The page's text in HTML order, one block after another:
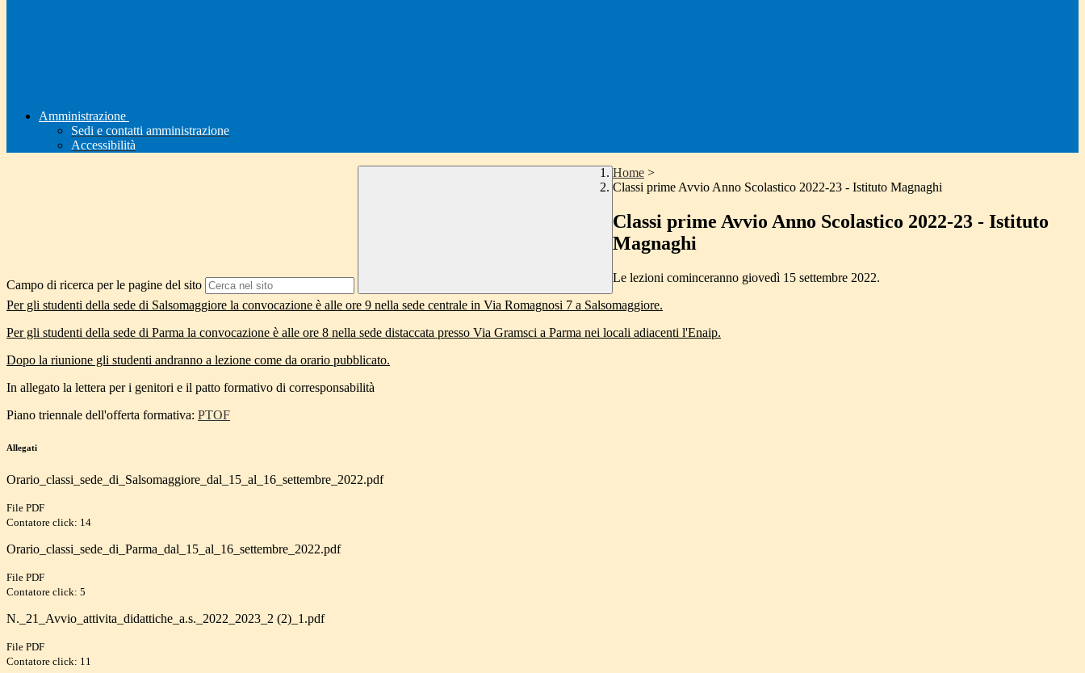
Amministrazione
Sedi e contatti amministrazione
Accessibilità
Campo di ricerca per le pagine del sito
Home >
Classi prime Avvio Anno Scolastico 2022-23 - Istituto Magnaghi
Classi prime Avvio Anno Scolastico 2022-23 - Istituto
Magnaghi
Le lezioni cominceranno giovedì 15 settembre 2022.
Per gli studenti della sede di Salsomaggiore la convocazione è alle ore 9 nella sede centrale in Via Romagnosi 7 a Salsomaggiore.
Per gli studenti della sede di Parma la convocazione è alle ore 8 nella sede distaccata presso Via Gramsci a Parma nei locali adiacenti l'Enaip.
Dopo la riunione gli studenti andranno a lezione come da orario pubblicato.
In allegato la lettera per i genitori e il patto formativo di corresponsabilità
Piano triennale dell'offerta formativa: PTOF
Allegati
Orario_classi_sede_di_Salsomaggiore_dal_15_al_16_settembre_2022.pdf
File PDF
Contatore click: 14
Orario_classi_sede_di_Parma_dal_15_al_16_settembre_2022.pdf
File PDF
Contatore click: 5
N._21_Avvio_attivita_didattiche_a.s._2022_2023_2 (2)_1.pdf
File PDF
Contatore click: 11